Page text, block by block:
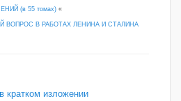
(в 55 томах) «
ВОПРОС В РАБОТАХ ЛЕНИНА И СТАЛИНА
кратком изложении